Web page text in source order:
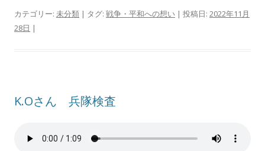
カテゴリー: 未分類 | タグ: 戦争・平和への想い | 投稿日: 2022年11月
28日 |
K.Oさん 兵隊検査